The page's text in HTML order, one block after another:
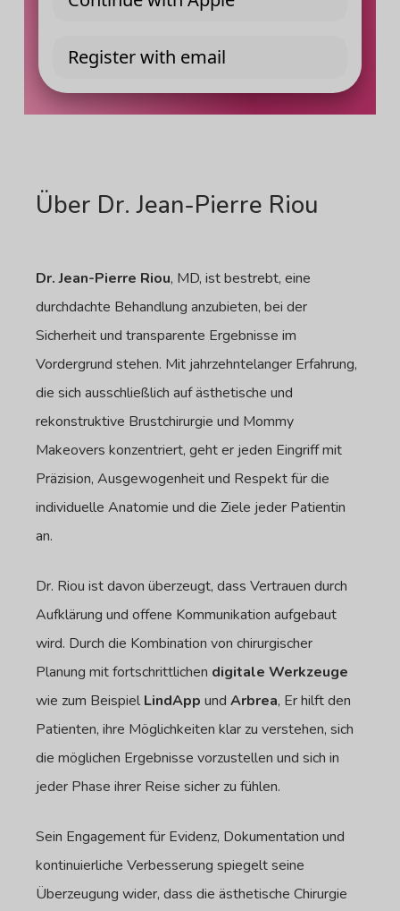
Über Dr. Jean-Pierre Riou
Dr. Jean-Pierre Riou, MD, ist bestrebt, eine
durchdachte Behandlung anzubieten, bei der
Sicherheit und transparente Ergebnisse im
Vordergrund stehen. Mit jahrzehntelanger Erfahrung,
die sich ausschließlich auf ästhetische und
rekonstruktive Brustchirurgie und Mommy
Makeovers konzentriert, geht er jeden Eingriff mit
Präzision, Ausgewogenheit und Respekt für die
individuelle Anatomie und die Ziele jeder Patientin
an.
Dr. Riou ist davon überzeugt, dass Vertrauen durch
Aufklärung und offene Kommunikation aufgebaut
wird. Durch die Kombination von chirurgischer
Planung mit fortschrittlichen digitale Werkzeuge
wie zum Beispiel LindApp undArbrea, Er hilft den
Patienten, ihre Möglichkeiten klar zu verstehen, sich
die möglichen Ergebnisse vorzustellen und sich in
jeder Phase ihrer Reise sicher zu fühlen.
Sein Engagement für Evidenz, Dokumentation und
kontinuierliche Verbesserung spiegelt seine
Überzeugung wider, dass die ästhetische Chirurgie